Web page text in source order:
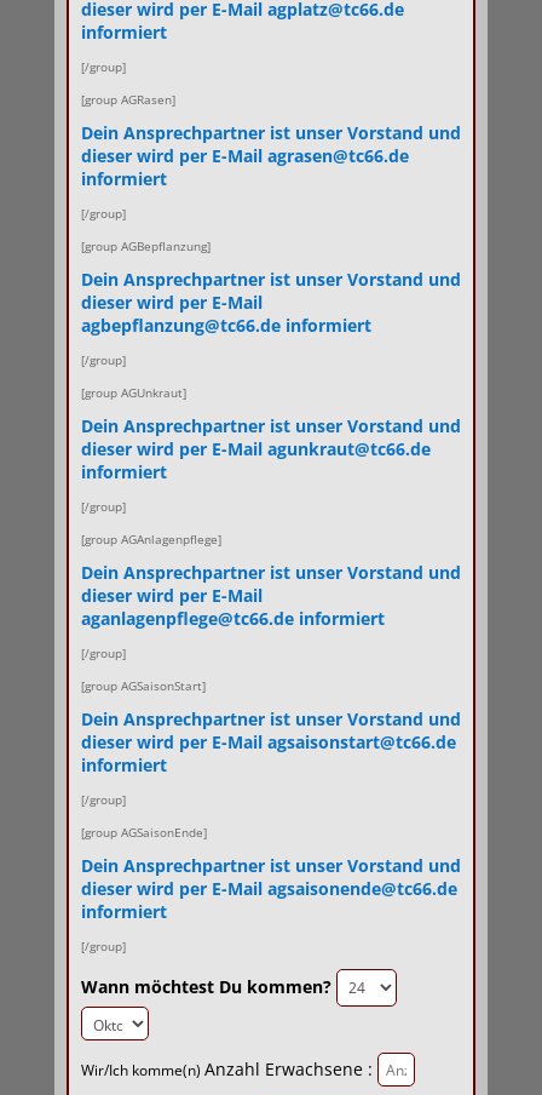
dieser wird per E-Mail agplatz@tc66.de
informiert
[/group]
[group AGRasen]
Dein Ansprechpartner ist unser Vorstand und
dieser wird per E-Mail agrasen@tc66.de
informiert
[/group]
[group AGBepflanzung]
Dein Ansprechpartner ist unser Vorstand und
dieser wird per E-Mail
agbepflanzung@tc66.de informiert
[/group]
[group AGUnkraut]
Dein Ansprechpartner ist unser Vorstand und
dieser wird per E-Mail agunkraut@tc66.de
informiert
[/group]
[group AGAnlagenpflege]
Dein Ansprechpartner ist unser Vorstand und
dieser wird per E-Mail
aganlagenpflege@tc66.de informiert
[/group]
[group AGSaisonStart]
Dein Ansprechpartner ist unser Vorstand und
dieser wird per E-Mail agsaisonstart@tc66.de
informiert
[/group]
[group AGSaisonEnde]
Dein Ansprechpartner ist unser Vorstand und
dieser wird per E-Mail agsaisonende@tc66.de
informiert
[/group]
Wann möchtest Du kommen?
Wir/Ich komme(n) Anzahl Erwachsene :